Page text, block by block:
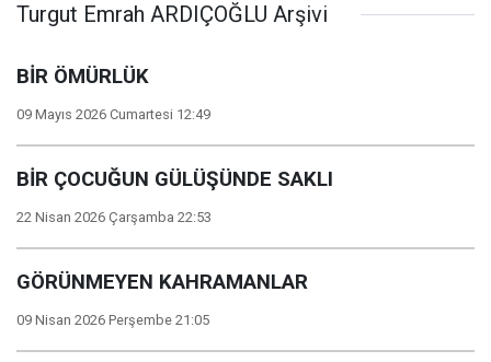
Turgut Emrah ARDIÇOĞLU Arşivi
BİR ÖMÜRLÜK
09 Mayıs 2026 Cumartesi 12:49
BİR ÇOCUĞUN GÜLÜŞÜNDE SAKLI
22 Nisan 2026 Çarşamba 22:53
GÖRÜNMEYEN KAHRAMANLAR
09 Nisan 2026 Perşembe 21:05